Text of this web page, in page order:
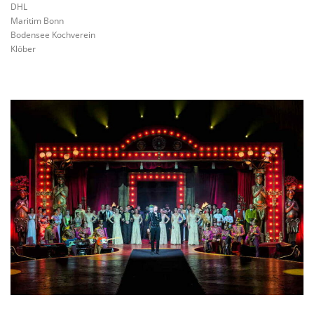
DHL
Maritim Bonn
Bodensee Kochverein
Klöber